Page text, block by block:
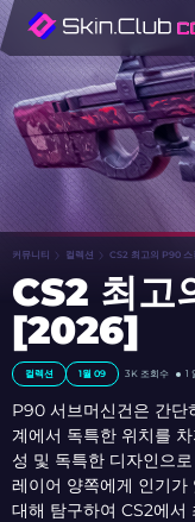
커뮤니티 컬렉션 CS2 최고의 P90
CS2 최고
[2026]
컬렉션 1월 09 3K 조회수 1
P90 서브머신건은 간단
계에서 독특한 위치를
성 및 독특한 디자인으
레이어 양쪽에게 인기
대해 탐구하여 CS2에서